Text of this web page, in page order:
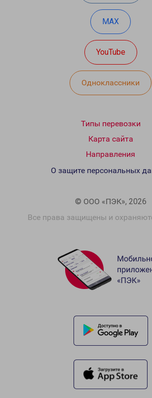
MAX
YouTube
Одноклассники
Типы перевозки
Карта сайта
Направления
© ООО «ПЭК», 2026
Все права защищены и
О защите персональных